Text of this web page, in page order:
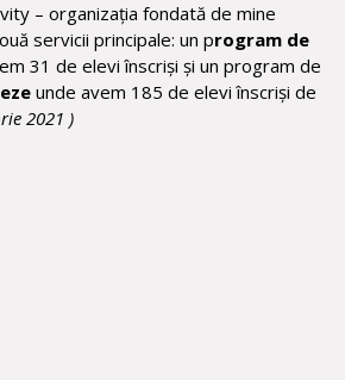
– organizația fondată de mine
servicii principale: un program de
31 de elevi înscriși și un program de
unde avem 185 de elevi înscriși de
2021 )